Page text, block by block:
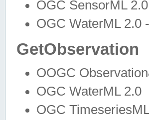
OGC SensorML 2.0
OGC WaterML 2.0
GetObservation
OOGC
OGC WaterML 2.0
OGC